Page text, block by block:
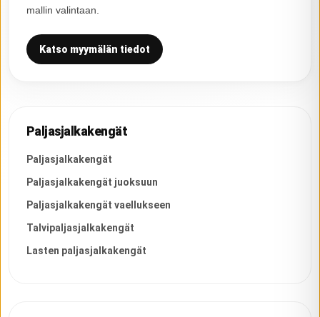
mallin valintaan.
Katso myymälän tiedot
Paljasjalkakengät
Paljasjalkakengät
Paljasjalkakengät juoksuun
Paljasjalkakengät vaellukseen
Talvipaljasjalkakengät
Lasten paljasjalkakengät